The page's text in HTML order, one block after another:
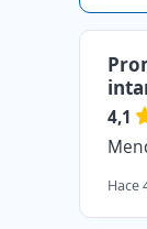
4,1
Hace